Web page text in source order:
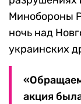
Минобороны
ночь над
украинских
акция